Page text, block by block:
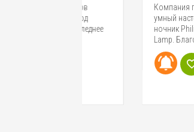
Компания представила
умный настольный
ночник Philips Zhirui Bedside